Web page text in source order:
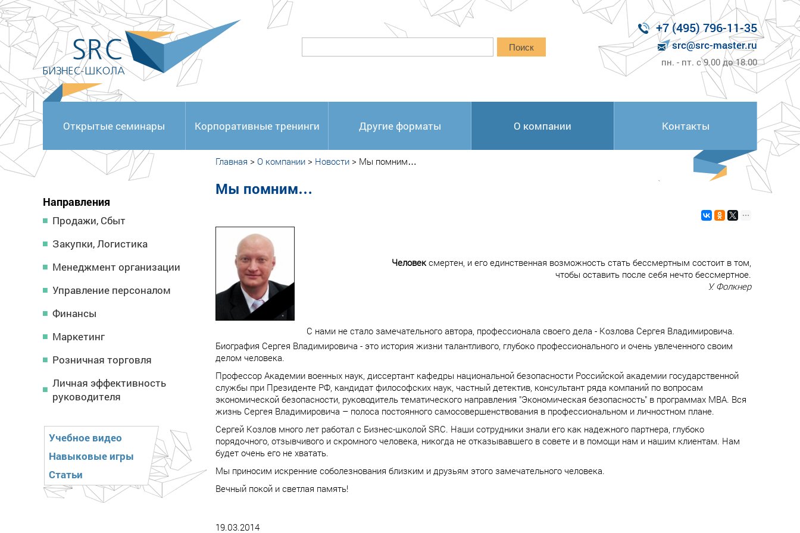
<
Поиск
+7 (495) 796-11-35
src@src-master.ru
пн. - пт. с 9.00 до 18.00
Открытые семинары Корпоративные тренинги Другие форматы О компании Контакты
Направления
Продажи, Сбыт
Закупки, Логистика
Менеджмент организации
Управление персоналом
Финансы
Маркетинг
Розничная торговля
Личная эффективность
руководителя
Учебное видео
Навыковые игры
Статьи
Главная > О компании > Новости > Мы помним…
Мы помним…
Человексмертен, и его единственная возможность стать бессмертным состоит в том,
чтобы оставить после себя нечто бессмертное.
У. Фолкнер
С нами не стало замечательного автора, профессионала своего дела - Козлова Сергея Владимировича.
Биография Сергея Владимировича - это история жизни талантливого, глубоко профессионального и очень увлеченного своим
делом человека.
Профессор Академии военных наук, диссертант кафедры национальной безопасности Российской академии государственной
службы при Президенте РФ, кандидат философских наук, частный детектив, консультант ряда компаний по вопросам
экономической безопасности, руководитель тематического направления "Экономическая безопасность" в программах МВА. Вся
жизнь Сергея Владимировича – полоса постоянного самосовершенствования в профессиональном и личностном плане.
Сергей Козлов много лет работал с Бизнес-школой SRC. Наши сотрудники знали его как надежного партнера, глубоко
порядочного, отзывчивого и скромного человека, никогда не отказывавшего в совете и в помощи нам и нашим клиентам. Нам
будет очень его не хватать.
Мы приносим искренние соболезнования близким и друзьям этого замечательного человека.
Вечный покой и светлая память!
19.03.2014